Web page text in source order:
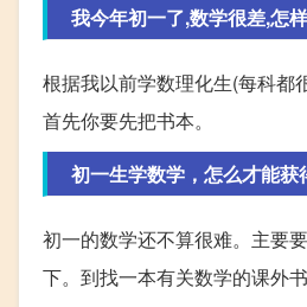
我今年初一了,数学很差,怎
根据我以前学数理化生(每科都
首先你要先把书本。
初一生学数学，怎么才能获
初一的数学还不算很难。主要
下。到找一本有关数学的课外书